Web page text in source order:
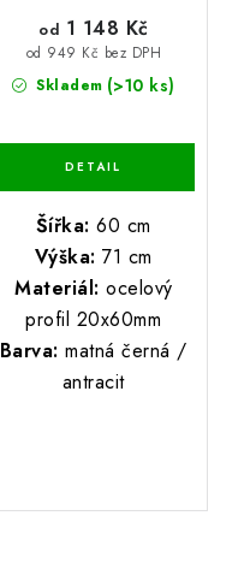
Skladem (>10 ks)
od 949 Kč bez DPH
od 1 148 Kč
Šířka: 60 cm
Výška: 71 cm
Materiál: ocelový
profil 20x60mm
Barva: matná černá /
antracit